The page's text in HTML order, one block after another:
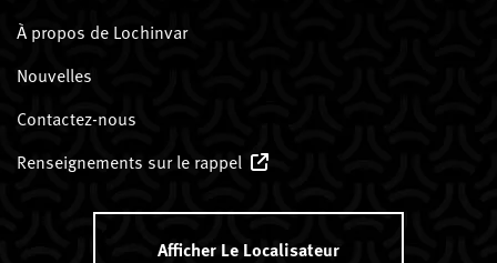
À propos de Lochinvar
Nouvelles
Contactez-nous
Renseignements sur le rappel
Afficher Le Localisateur